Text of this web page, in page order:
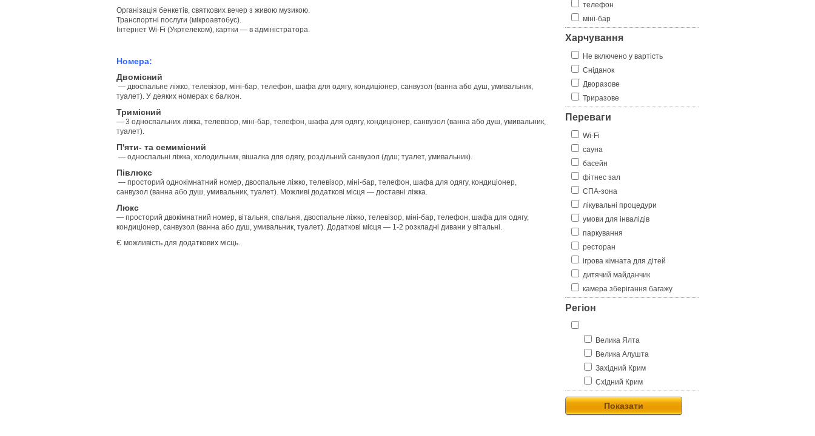
Організація бенкетів, святкових вечер з живою музикою.
Транспортні послуги (мікроавтобус).
Інтернет Wi-Fi (Укртелеком), картки — в адміністратора.
Номера:
Двомісний
— двоспальне ліжко, телевізор, міні-бар, телефон, шафа для одягу, кондиціонер, санвузол (ванна або душ, умивальник,
туалет). У деяких номерах є балкон.
Тримісний
— 3 односпальних ліжка, телевізор, міні-бар, телефон, шафа для одягу, кондиціонер, санвузол (ванна або душ, умивальник,
туалет).
П'яти- та семимісний
— односпальні ліжка, холодильник, вішалка для одягу, роздільний санвузол (душ; туалет, умивальник).
Півлюкс
— просторий однокімнатний номер, двоспальне ліжко, телевізор, міні-бар, телефон, шафа для одягу, кондиціонер,
санвузол (ванна або душ, умивальник, туалет). Можливі додаткові місця — доставні ліжка.
Люкс
— просторий двокімнатний номер, вітальня, спальня, двоспальне ліжко, телевізор, міні-бар, телефон, шафа для одягу,
кондиціонер, санвузол (ванна або душ, умивальник, туалет). Додаткові місця — 1-2 розкладні дивани у вітальні.
Є можливість для додаткових місць.
телефон
міні-бар
Харчування
Не включено у вартість
Сніданок
Дворазове
Триразове
Переваги
Wi-Fi
сауна
басейн
фітнес зал
СПА-зона
лікувальні процедури
умови для інвалідів
паркування
ресторан
ігрова кімната для дітей
дитячий майданчик
камера зберігання багажу
Регіон
Велика Ялта
Велика Алушта
Західний Крим
Східний Крим
Показати